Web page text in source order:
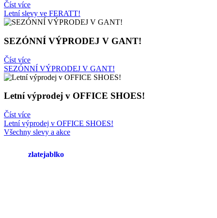
Číst více
Letní slevy ve FERATT!
SEZÓNNÍ VÝPRODEJ V GANT!
Číst více
SEZÓNNÍ VÝPRODEJ V GANT!
Letní výprodej v OFFICE SHOES!
Číst více
Letní výprodej v OFFICE SHOES!
Všechny slevy a akce
zlatejablko